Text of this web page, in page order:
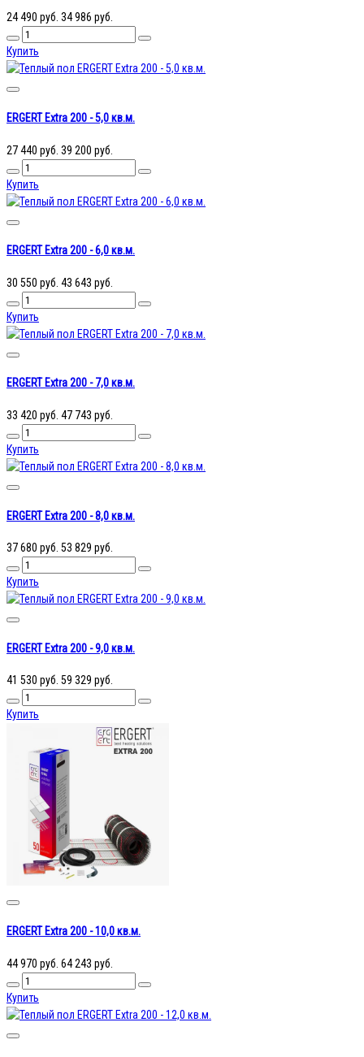
24 490 руб. 34 986 руб.
Купить
ERGERT Extra 200 - 5,0 кв.м.
27 440 руб. 39 200 руб.
Купить
ERGERT Extra 200 - 6,0 кв.м.
30 550 руб. 43 643 руб.
Купить
ERGERT Extra 200 - 7,0 кв.м.
33 420 руб. 47 743 руб.
Купить
ERGERT Extra 200 - 8,0 кв.м.
37 680 руб. 53 829 руб.
Купить
ERGERT Extra 200 - 9,0 кв.м.
41 530 руб. 59 329 руб.
Купить
ERGERT Extra 200 - 10,0 кв.м.
44 970 руб. 64 243 руб.
Купить